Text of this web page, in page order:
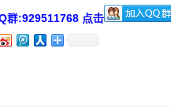
群:929511768 点击